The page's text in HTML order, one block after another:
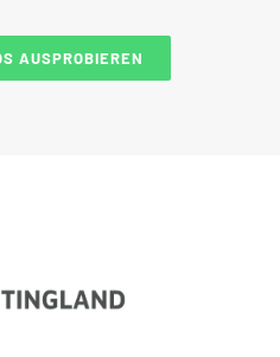
AUSPROBIEREN